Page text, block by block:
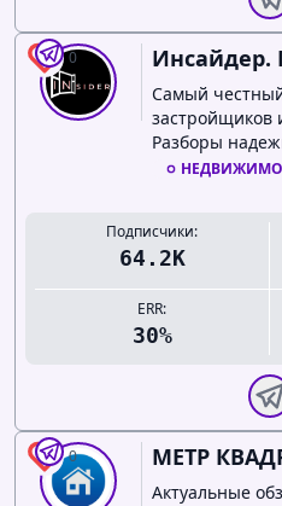
0 Инсайдер.
Самый
застройщиков
Разборы
Подписчики:
64.2K
ERR:
30%
0 МЕТР
Актуальные